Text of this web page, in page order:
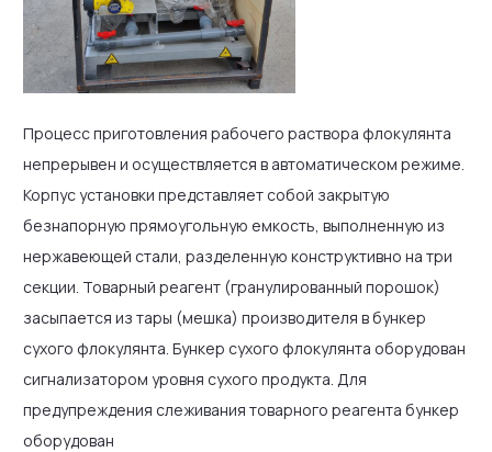
Процесс приготовления рабочего раствора флокулянта
непрерывен и осуществляется в автоматическом режиме.
Корпус установки представляет собой закрытую
безнапорную прямоугольную емкость, выполненную из
нержавеющей стали, разделенную конструктивно на три
секции. Товарный реагент (гранулированный порошок)
засыпается из тары (мешка) производителя в бункер
сухого флокулянта. Бункер сухого флокулянта оборудован
сигнализатором уровня сухого продукта. Для
предупреждения слеживания товарного реагента бункер
оборудован